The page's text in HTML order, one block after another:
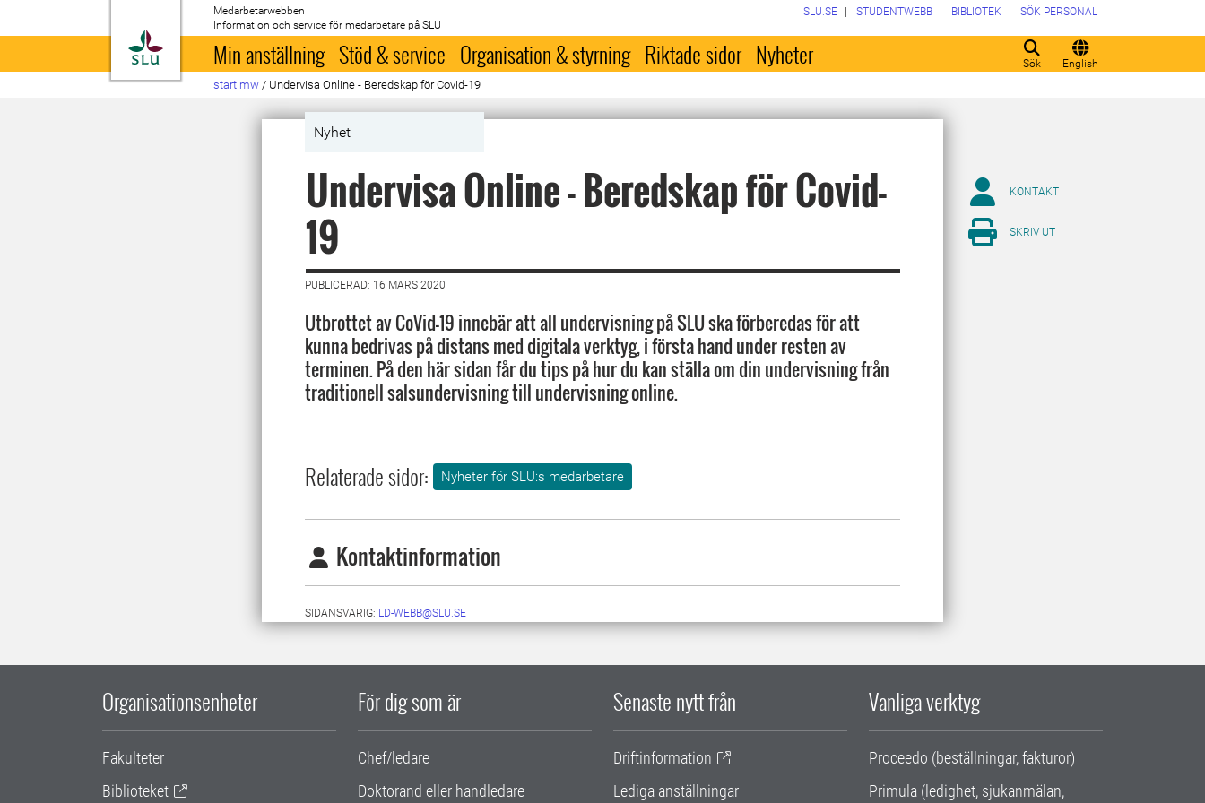
Till startsida
Medarbetarwebben
Information och service för medarbetare på SLU
Sök English
SLU.SE STUDENTWEBB BIBLIOTEK SÖK PERSONAL
Min anställning Stöd & service Organisation & styrning Riktade sidor Nyheter
start mw / Undervisa Online - Beredskap för Covid-19
Nyhet
Undervisa Online - Beredskap för Covid-
19
PUBLICERAD: 16 MARS 2020
Utbrottet av CoVid-19 innebär att all undervisning på SLU ska förberedas för att
kunna bedrivas på distans med digitala verktyg, i första hand under resten av
terminen. På den här sidan får du tips på hur du kan ställa om din undervisning från
traditionell salsundervisning till undervisning online.
Relaterade sidor: Nyheter för SLU:s medarbetare
Kontaktinformation
SIDANSVARIG: LD-WEBB@SLU.SE
KONTAKT
SKRIV UT
Organisationsenheter
Fakulteter
Biblioteket
För dig som är
Chef/ledare
Doktorand eller handledare
Senaste nytt från
Driftinformation
Lediga anställningar
Vanliga verktyg
Proceedo (beställningar, fakturor)
Primula (ledighet, sjukanmälan,